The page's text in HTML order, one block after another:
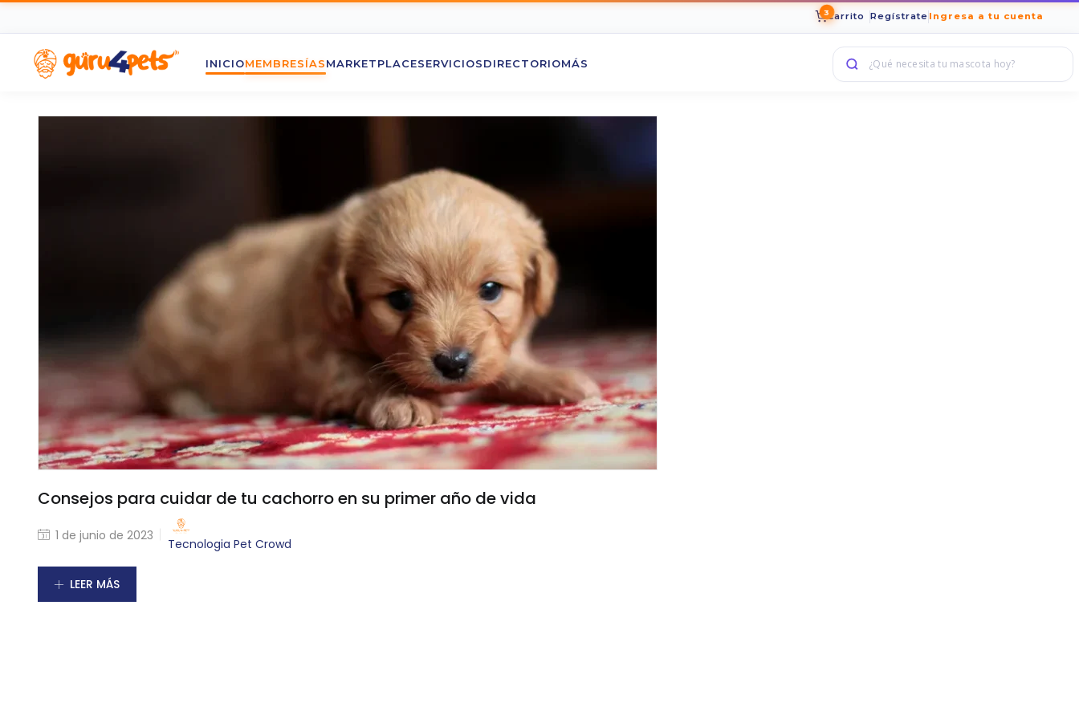
3Carrito Regístrate Ingresa a tu cuenta
INICIOMEMBRESÍASMARKETPLACESERVICIOSDIRECTORIOMÁS
Consejos para cuidar de tu cachorro en su primer año de vida
1 de junio de 2023
Tecnologia Pet Crowd
LEER MÁS